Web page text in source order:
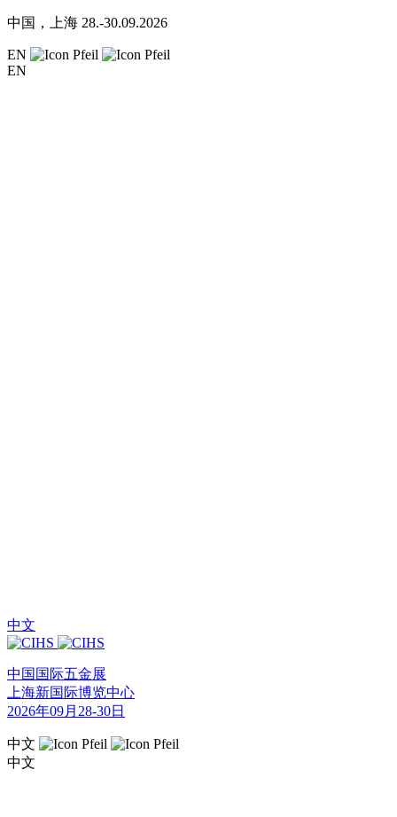
中国，上海 28.-30.09.2026
EN
EN
中文
中国国际五金展
上海新国际博览中心
2026年09月28-30日
中文
中文